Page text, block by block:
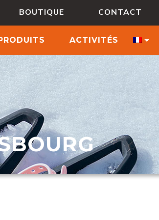
BOUTIQUE CONTACT
ACTIVITÉS